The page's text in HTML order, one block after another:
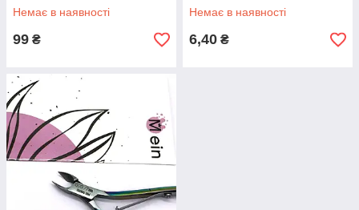
Немає в наявності
99 ₴
Немає в наявності
6,40 ₴